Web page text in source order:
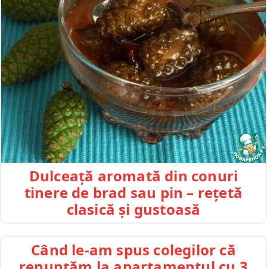
Dulceață aromată din conuri
tinere de brad sau pin – rețetă
clasică și gustoasă
Când le-am spus colegilor că